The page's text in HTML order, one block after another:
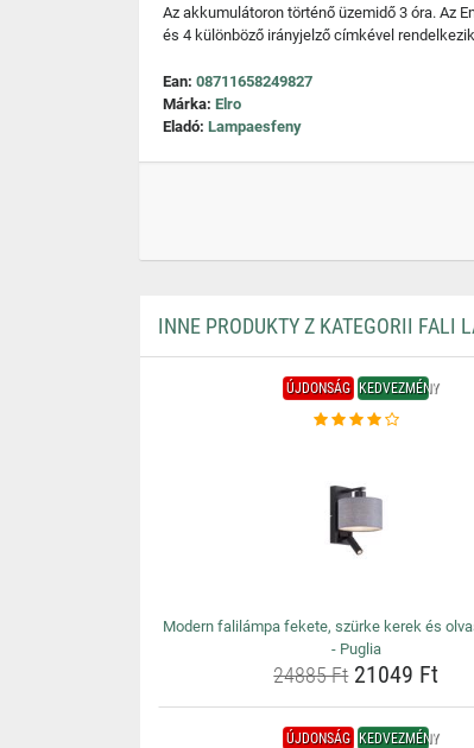
Az akkumulátoron történő üzemidő 3 óra. Az
és 4 különböző irányjelző címkével
Ean: 08711658249827
Márka: Elro
Eladó: Lampaesfeny
INNE PRODUKTY Z KATEGORII FALI
ÚJDONSÁG KEDVEZMÉNY
Modern falilámpa fekete, szürke kerek és
- Puglia
24885 Ft21049 Ft
ÚJDONSÁG KEDVEZMÉNY